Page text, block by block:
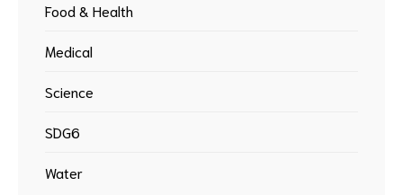
Food & Health
Medical
Science
SDG6
Water